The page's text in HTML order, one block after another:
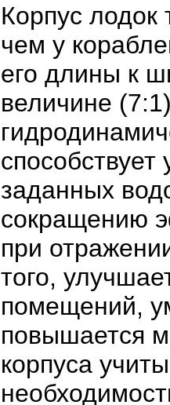
Корпус
чем у
его длины к
величине
заданных
сокращению
при
того,
помещений,
повышается
корпуса